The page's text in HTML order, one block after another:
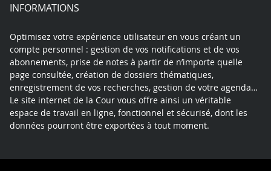
INFORMATIONS
Optimisez votre expérience utilisateur en vous créant un
compte personnel : gestion de vos notifications et de vos
abonnements, prise de notes à partir de n’importe quelle
page consultée, création de dossiers thématiques,
enregistrement de vos recherches, gestion de votre agenda…
Le site internet de la Cour vous offre ainsi un véritable
espace de travail en ligne, fonctionnel et sécurisé, dont les
données pourront être exportées à tout moment.